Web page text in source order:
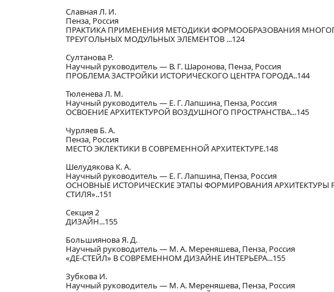
Славная Л. И.
Пенза, Россия
ПРАКТИКА ПРИМЕНЕНИЯ МЕТОДИКИ ФОРМООБРАЗОВАНИЯ
ТРЕУГОЛЬНЫХ МОДУЛЬНЫХ ЭЛЕМЕНТОВ ...124
Султанова Р.
Научный руководитель — В. Г. Шаронова, Пенза, Россия
ПРОБЛЕМА ЗАСТРОЙКИ ИСТОРИЧЕСКОГО ЦЕНТРА ГОРОДА..144
Тюленева Л. М.
Научный руководитель — Е. Г. Лапшина, Пенза, Россия
ОСВОЕНИЕ АРХИТЕКТУРОЙ ВОЗДУШНОГО ПРОСТРАНСТВА...145
Чурляев Б. А.
Пенза, Россия
МЕСТО ЭКЛЕКТИКИ В СОВРЕМЕННОЙ АРХИТЕКТУРЕ.148
Шелудякова К. А.
Научный руководитель — Е. Г. Лапшина, Пенза, Россия
ОСНОВНЫЕ ИСТОРИЧЕСКИЕ ЭТАПЫ ФОРМИРОВАНИЯ
СТИЛЯ»..151
Секция 2
ДИЗАЙН...155
Большиянова Я. Д.
Научный руководитель — М. А. Мереняшева, Пенза, Россия
«ДЕ-СТЕЙЛ» В СОВРЕМЕННОМ ДИЗАЙНЕ ИНТЕРЬЕРА...155
Зубкова И.
Научный руководитель — М. А. Мереняшева, Пенза, Россия